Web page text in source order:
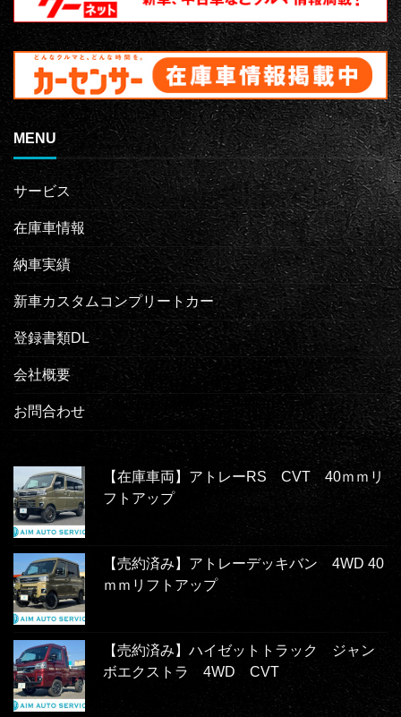
MENU
サービス
在庫車情報
納車実績
新車カスタムコンプリートカー
登録書類DL
会社概要
お問合わせ
【在庫車両】アトレーRS CVT 40ｍｍリ
フトアップ
【売約済み】アトレーデッキバン 4WD 40
ｍｍリフトアップ
【売約済み】ハイゼットトラック ジャン
ボエクストラ 4WD CVT